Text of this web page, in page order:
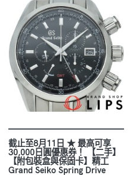
截止至8月11日 ★ 最高可享
30,000日圓優惠券！ 【二手】
【附包裝盒與保固卡】精工
Grand Seiko Spring Drive